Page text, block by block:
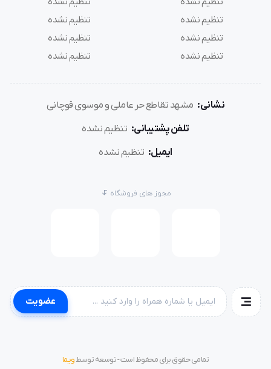
تنظیم نشده
تنظیم نشده
تنظیم نشده
تنظیم نشده
تنظیم نشده
تنظیم نشده
نشانی: مشهد تقاطع حر عاملی و موسوی قوچانی
تلفن پشتیبانی: تنظیم نشده
ایمیل: تنظیم نشده
مجوز های فروشگاه
عضویت
تمامی حقوق برای محفوظ است - توسعه توسطویما